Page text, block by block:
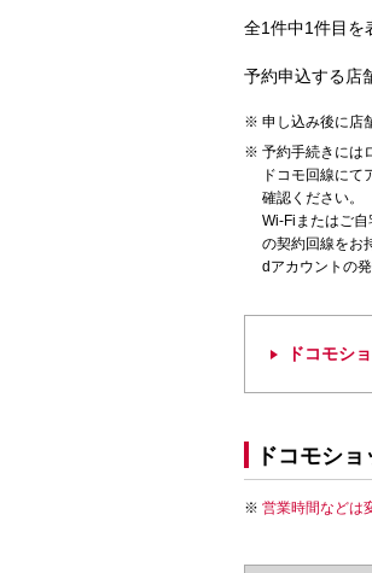
全1件中1件目を
予約申込する店
申し込み後に店
予約手続きには
ドコモ回線に
確認ください。
Wi-Fiまたはご
の契約回線をお
dアカウントの
ドコモシ
ドコモシ
営業時間などは